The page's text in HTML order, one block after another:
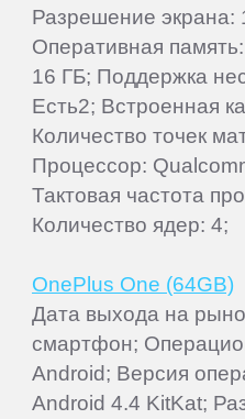
Разрешение экрана:
Оперативная
16 ГБ; Поддержка
Есть2; Встроенная
Количество точек
Процессор:
Тактовая частота
Количество ядер: 4;
OnePlus One (64GB)
Дата выхода на
смартфон;
Android; Версия
Android 4.4 KitKat;